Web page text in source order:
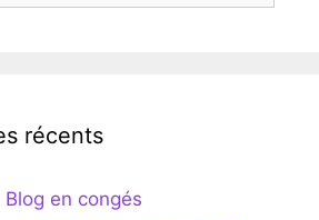
récents
Blog en congés